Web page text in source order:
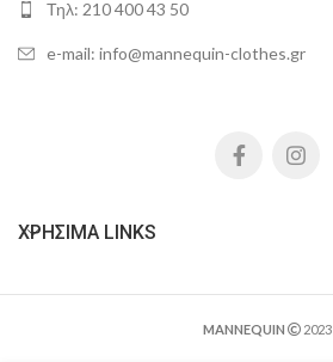
Τηλ: 210 400 43 50
e-mail: info@mannequin-clothes.gr
ΧΡΉΣΙΜΑ LINKS
MANNEQUIN 2023